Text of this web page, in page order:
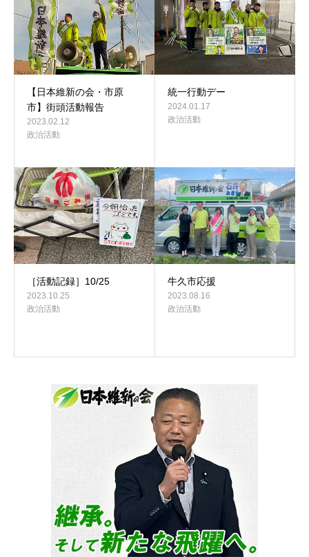
【日本維新の会・市原
市】街頭活動報告
2023.02.12
政治活動
統一行動デー
2024.01.17
政治活動
［活動記録］10/25
2023.10.25
政治活動
牛久市応援
2023.08.16
政治活動